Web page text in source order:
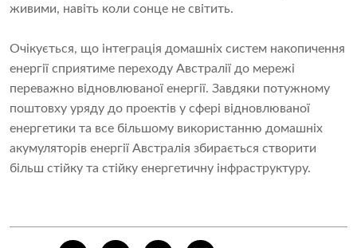
живими, навіть коли сонце не світить.
Очікується, що інтеграція домашніх систем накопичення
енергії сприятиме переходу Австралії до мережі
переважно відновлюваної енергії. Завдяки потужному
поштовху уряду до проектів у сфері відновлюваної
енергетики та все більшому використанню домашніх
акумуляторів енергії Австралія збирається створити
більш стійку та стійку енергетичну інфраструктуру.